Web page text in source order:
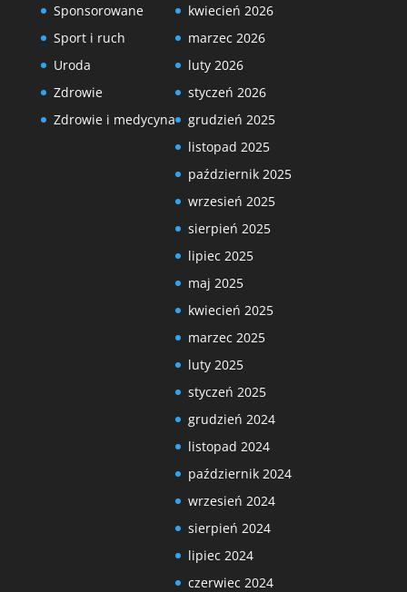
Sponsorowane
Sport i ruch
Uroda
Zdrowie
Zdrowie i medycyna
kwiecień 2026
marzec 2026
luty 2026
styczeń 2026
grudzień 2025
listopad 2025
październik 2025
wrzesień 2025
sierpień 2025
lipiec 2025
maj 2025
kwiecień 2025
marzec 2025
luty 2025
styczeń 2025
grudzień 2024
listopad 2024
październik 2024
wrzesień 2024
sierpień 2024
lipiec 2024
czerwiec 2024